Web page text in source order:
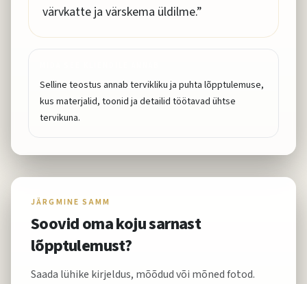
värvkatte ja värskema üldilme.”
Selline teostus annab tervikliku ja puhta lõpptulemuse,
kus materjalid, toonid ja detailid töötavad ühtse
tervikuna.
JÄRGMINE SAMM
Soovid oma koju sarnast
lõpptulemust?
Saada lühike kirjeldus, mõõdud või mõned fotod.